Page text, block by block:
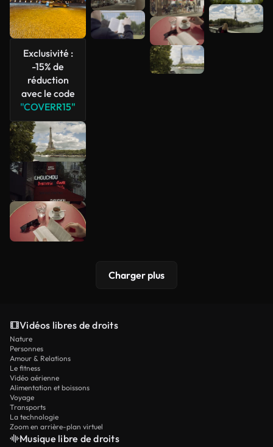
Exclusivité :
-15% de
réduction
avec le code
"COVERR15"
Charger plus
Vidéos libres de droits
Nature
Personnes
Amour & Relations
Le fitness
Vidéo aérienne
Alimentation et boissons
Voyage
Transports
La technologie
Zoom en arrière-plan virtuel
Musique libre de droits